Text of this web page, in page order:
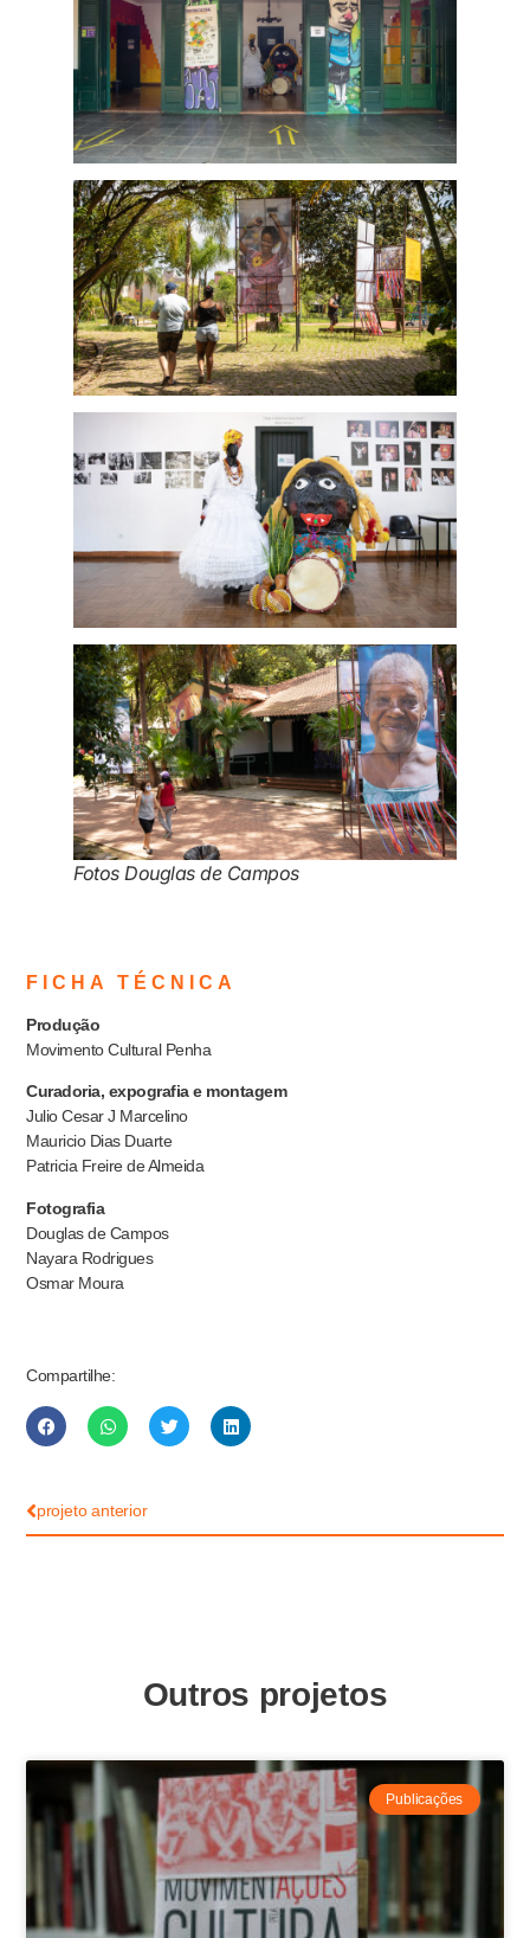
Fotos Douglas de Campos
FICHA TÉCNICA
Produção
Movimento Cultural Penha
Curadoria, expografia e montagem
Julio Cesar J Marcelino
Mauricio Dias Duarte
Patricia Freire de Almeida
Fotografia
Douglas de Campos
Nayara Rodrigues
Osmar Moura
Compartilhe:
projeto anterior
Outros projetos
Publicações